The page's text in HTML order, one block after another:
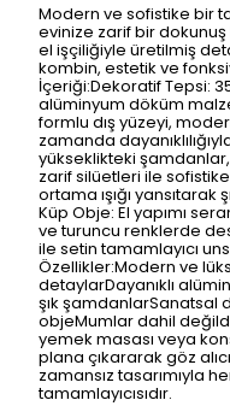
Modern ve sofistike bir
evinize zarif bir
el işçiliğiyle üretilmiş
kombin, estetik ve
İçeriği:Dekoratif Tepsi:
alüminyum döküm
formlu dış yüzeyi,
zamanda
yükseklikteki
zarif silüetleri ile
ortama ışığı
Küp Obje: El yapımı
ve turuncu renklerde
ile setin tamamlayıcı
Özellikler:Modern ve
detaylarDayanıklı
şık şamdanlarSanatsal
objeMumlar dahil
yemek masası veya
plana çıkararak göz
zamansız tasarımıyla
tamamlayıcısıdır.